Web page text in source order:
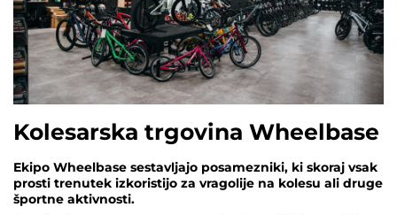
Kolesarska trgovina Wheelbase
Ekipo Wheelbase sestavljajo posamezniki, ki skoraj vsak
prosti trenutek izkoristijo za vragolije na kolesu ali druge
športne aktivnosti.